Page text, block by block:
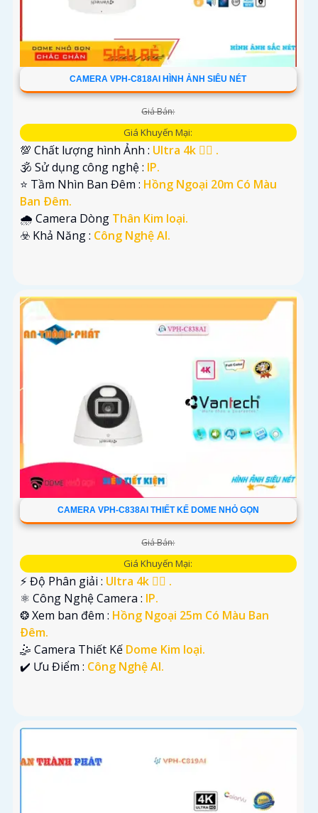
CAMERA VPH-C818AI HÌNH ẢNH SIÊU NÉT
Giá Bán:
Giá Khuyến Mại:
💯 Chất lượng hình Ảnh : Ultra 4k 👍🏾 .
🕉️ Sử dụng công nghệ : IP.
⭐ Tầm Nhìn Ban Đêm : Hồng Ngoại 20m Có Màu
Ban Ðêm.
🌧️ Camera Dòng Thân Kim loại.
️☣️ Khả Năng : Công Nghệ AI.
CAMERA VPH-C838AI THIẾT KẾ DOME NHỎ GỌN
Giá Bán:
Giá Khuyến Mại:
️⚡ Độ Phân giải : Ultra 4k 👍🏾 .
⚛️ Công Nghệ Camera : IP.
❂ Xem ban đêm : Hồng Ngoại 25m Có Màu Ban
Ðêm.
🤹 Camera Thiết Kế Dome Kim loại.
️✔️ Ưu Điểm : Công Nghệ AI.